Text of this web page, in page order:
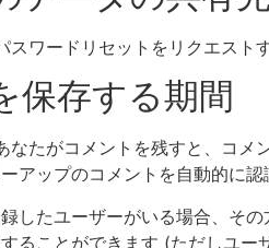
スワードリセットをリクエスト
保存する期間
なたがコメントを残すと、コメ
アップのコメントを自動的に認
したユーザーがいる場合、そ
ることができます (ただしユー